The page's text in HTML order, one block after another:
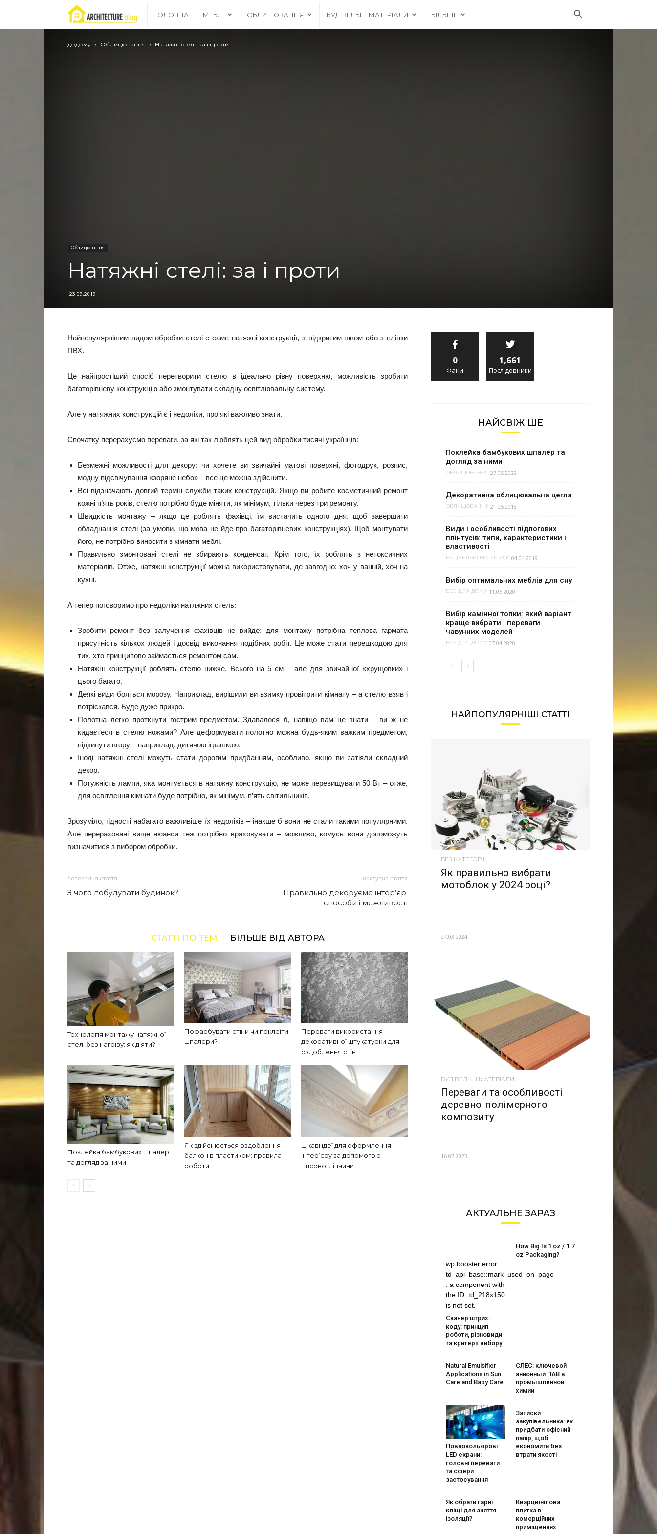
Archgrid
–
ГОЛОВНА МЕБЛІ ОБЛИЦЮВАННЯ БУДІВЕЛЬНІ МАТЕРІАЛИ БІЛЬШЕ
додому Облицювання Натяжні стелі: за і проти
Облицювання
Натяжні стелі: за і проти
23.09.2019
Найпопулярнішим видом обробки стелі є саме натяжні конструкції, з відкритим швом або з плівки
ПВХ.
Це найпростіший спосіб перетворити стелю в ідеально рівну поверхню, можливість зробити
багаторівневу конструкцію або змонтувати складну освітлювальну систему.
Але у натяжних конструкцій є і недоліки, про які важливо знати.
Спочатку перерахуємо переваги, за які так люблять цей вид обробки тисячі українців:
Безмежні можливості для декору: чи хочете ви звичайні матові поверхні, фотодрук, розпис,
модну підсвічування «зоряне небо» – все це можна здійснити.
Всі відзначають довгий термін служби таких конструкцій. Якщо ви робите косметичний ремонт
кожні п’ять років, стелю потрібно буде міняти, як мінімум, тільки через три ремонту.
Швидкість монтажу – якщо це роблять фахівці, їм вистачить одного дня, щоб завершити
обладнання стелі (за умови, що мова не йде про багаторівневих конструкціях). Щоб монтувати
його, не потрібно виносити з кімнати меблі.
Правильно змонтовані стелі не збирають конденсат. Крім того, їх роблять з нетоксичних
матеріалів. Отже, натяжні конструкції можна використовувати, де завгодно: хоч у ванній, хоч на
кухні.
А тепер поговоримо про недоліки натяжних стель:
Зробити ремонт без залучення фахівців не вийде: для монтажу потрібна теплова гармата
присутність кількох людей і досвід виконання подібних робіт. Це може стати перешкодою для
тих, хто принципово займається ремонтом сам.
Натяжні конструкції роблять стелю нижче. Всього на 5 см – але для звичайної «хрущовки» і
цього багато.
Деякі види бояться морозу. Наприклад, вирішили ви взимку провітрити кімнату – а стелю взяв і
потріскався. Буде дуже прикро.
Полотна легко проткнути гострим предметом. Здавалося б, навіщо вам це знати – ви ж не
кидаєтеся в стелю ножами? Але деформувати полотно можна будь-яким важким предметом,
підкинути вгору – наприклад, дитячою іграшкою.
Іноді натяжні стелі можуть стати дорогим придбанням, особливо, якщо ви затіяли складний
декор.
Потужність лампи, яка монтується в натяжну конструкцію, не може перевищувати 50 Вт – отже,
для освітлення кімнати буде потрібно, як мінімум, п’ять світильників.
Зрозуміло, гідності набагато важливіше їх недоліків – інакше б вони не стали такими популярними.
Але перераховані вище нюанси теж потрібно враховувати – можливо, комусь вони допоможуть
визначитися з вибором обробки.
попередня стаття
З чого побудувати будинок?
наступна стаття
Правильно декоруємо інтер’єр:
способи і можливості
СТАТТІ ПО ТЕМІ БІЛЬШЕ ВІД АВТОРА
Технологія монтажу натяжної
стелі без нагріву: як діяти?
Пофарбувати стіни чи поклеїти
шпалери?
Переваги використання
декоративної штукатурки для
оздоблення стін
Поклейка бамбукових шпалер
та догляд за ними
Як здійснюється оздоблення
балконів пластиком: правила
роботи
Цікаві ідеї для оформлення
інтер’єру за допомогою
гіпсової ліпнини
0
Фани
1,661
Послідовники
НАЙСВІЖІШЕ
Поклейка бамбукових шпалер та
догляд за ними
ОБЛИЦЮВАННЯ 27.05.2022
Декоративна облицювальна цегла
ОБЛИЦЮВАННЯ 21.05.2018
Види і особливості підлогових
плінтусів: типи, характеристики і
властивості
БУДІВЕЛЬНІ МАТЕРІАЛИ 04.04.2019
Вибір оптимальних меблів для сну
ВСЕ ДЛЯ ДОМУ 11.05.2020
Вибір камінної топки: який варіант
краще вибрати і переваги
чавунних моделей
ВСЕ ДЛЯ ДОМУ 07.04.2020
НАЙПОПУЛЯРНІШІ СТАТТІ
БЕЗ КАТЕГОРІЇ
Як правильно вибрати
мотоблок у 2024 році?
27.03.2024
БУДІВЕЛЬНІ МАТЕРІАЛИ
Переваги та особливості
деревно-полімерного
композиту
16.07.2023
АКТУАЛЬНЕ ЗАРАЗ
wp booster error:
td_api_base::mark_used_on_page
: a component with
the ID: td_218x150
is not set.
Сканер штрих-
коду: принцип
роботи, різновиди
та критерії вибору
How Big Is 1 oz / 1.7
oz Packaging?
Natural Emulsifier
Applications in Sun
Care and Baby Care
СЛЕС: ключевой
анионный ПАВ в
промышленной
химии
Повнокольорові
LED екрани:
головні переваги
та сфери
застосування
Записки
закупівельника: як
придбати офісний
папір, щоб
економити без
втрати якості
Як обрати гарні
кліщі для зняття
ізоляції?
Кварцвінілова
плитка в
комерційних
приміщеннях